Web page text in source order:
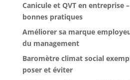
Canicule et QVT en entreprise
bonnes pratiques
Améliorer sa marque
du management
Baromètre climat social
poser et éviter